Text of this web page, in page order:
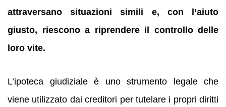
attraversano situazioni simili e, con l’aiuto
giusto, riescono a riprendere il controllo delle
loro vite.
L’ipoteca giudiziale è uno strumento legale che
viene utilizzato dai creditori per tutelare i propri diritti